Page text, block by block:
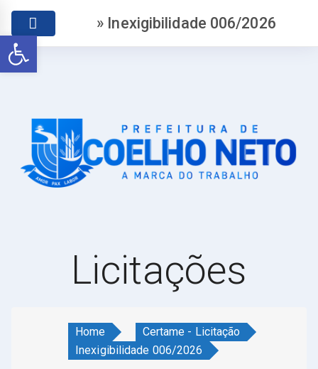
Abrir a barra de ferramentas
» Inexigibilidade 006/2026
Licitações
Home
Certame - Licitação
Inexigibilidade 006/2026